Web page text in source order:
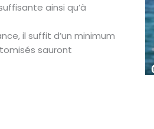
ainsi qu’à
il suffit d’un minimum
sauront